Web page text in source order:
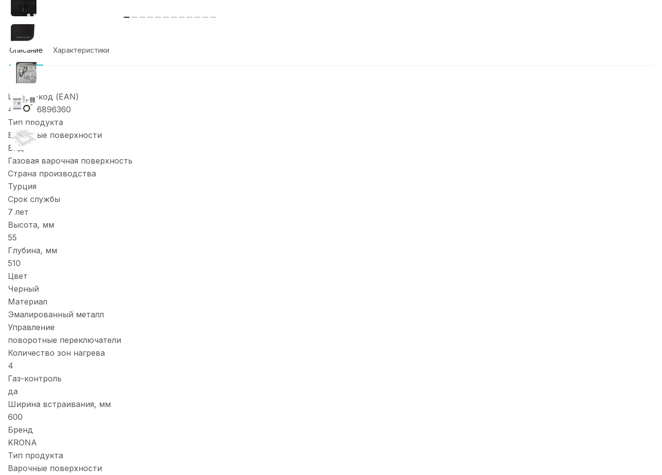
Описание Характеристики
Штрих-код (EAN)
4260286896360
Тип продукта
Варочные поверхности
Вид
Газовая варочная поверхность
Страна производства
Турция
Срок службы
7 лет
Высота, мм
55
Глубина, мм
510
Цвет
Черный
Материал
Эмалированный металл
Управление
поворотные переключатели
Количество зон нагрева
4
Газ-контроль
да
Ширина встраивания, мм
600
Бренд
KRONA
Тип продукта
Варочные поверхности